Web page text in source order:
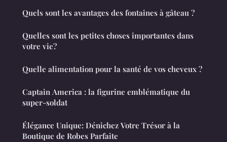
Quels sont les avantages des fontaines à gâteau ?
Quelles sont les petites choses importantes dans
votre vie?
Quelle alimentation pour la santé de vos cheveux ?
Captain America : la figurine emblématique du
super-soldat
Élégance Unique: Dénichez Votre Trésor à la
Boutique de Robes Parfaite